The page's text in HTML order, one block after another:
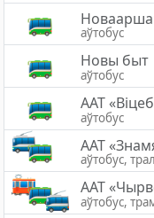
аўтобус
Новы быт
аўтобус
ААТ
аўтобус
ААТ
аўтобус,
ААТ
аўтобус,